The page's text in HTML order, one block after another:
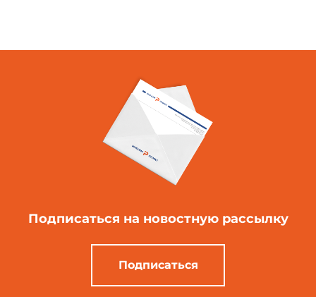
Подписаться на новостную рассылку
Подписаться